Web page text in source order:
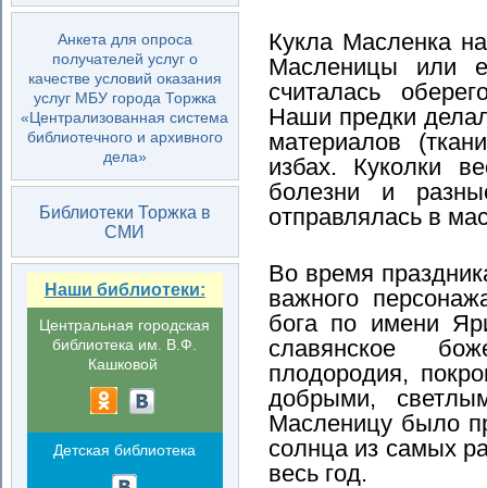
Анкета для опроса
получателей услуг о
качестве условий оказания
услуг МБУ города Торжка
«Централизованная система
библиотечного и архивного
дела»
Библиотеки Торжка в
СМИ
Наши библиотеки:
Центральная городская
библиотека им. В.Ф.
Кашковой
Детская библиотека
Кукла Масленка
Масленицы или
считалась
Наши предки
материалов
избах. Куколки
болезни и
отправлялась в
Во время
важного
бога по имени
славянское
плодородия,
добрыми,
Масленицу было
солнца из самых
весь год.